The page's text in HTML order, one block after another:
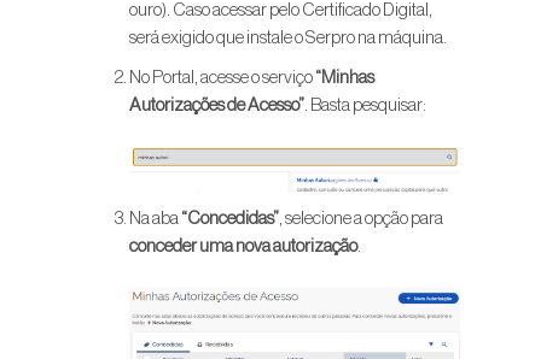
ouro). Caso acessar pelo Certificado Digital,
será exigido que instale o Serpro na máquina.
No Portal, acesse o serviço “Minhas
Autorizações de Acesso”. Basta pesquisar:
Na aba “Concedidas” , selecione a opção para
conceder uma nova autorização.